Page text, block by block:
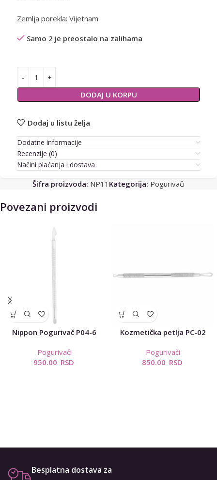
Zemlja porekla: Vijetnam
Samo 2 je preostalo na zalihama
DODAJ U KORPU
Alternative:
Dodaj u listu želja
Dodatne informacije
Recenzije (0)
Načini plaćanja i dostava
Šifra proizvoda: NP11 Kategorija: Pogurivači
Povezani proizvodi
Nippon Pogurivač P04-6
Pogurivači
950.00 RSD
Kozmetička petlja PC-02
Pogurivači
850.00 RSD
Besplatna dostava za